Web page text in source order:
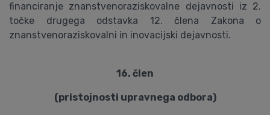
financiranje znanstvenoraziskovalne dejavnosti iz 2.
točke drugega odstavka 12. člena Zakona o
znanstvenoraziskovalni in inovacijski dejavnosti.
16. člen
(pristojnosti upravnega odbora)